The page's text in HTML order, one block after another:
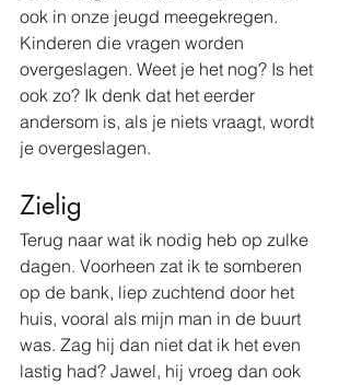
ook in onze jeugd meegekregen.
Kinderen die vragen worden
overgeslagen. Weet je het nog? Is het
ook zo? Ik denk dat het eerder
andersom is, als je niets vraagt, wordt
je overgeslagen.
Zielig
Terug naar wat ik nodig heb op zulke
dagen. Voorheen zat ik te somberen
op de bank, liep zuchtend door het
huis, vooral als mijn man in de buurt
was. Zag hij dan niet dat ik het even
lastig had? Jawel, hij vroeg dan ook